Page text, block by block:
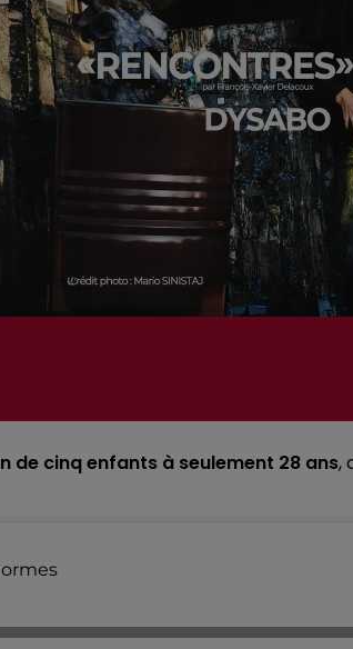
de cinq enfants à seulement 28 ans,